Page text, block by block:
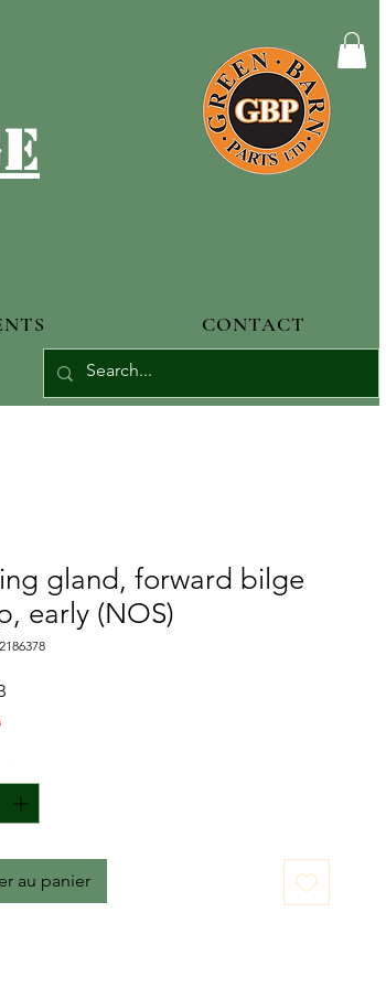
CONTACT
gland, forward bilge
early (NOS)
au panier